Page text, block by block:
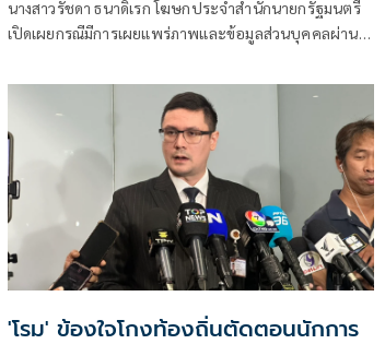
ระบบ
นางสาวรัชดา ธนาดิเรก โฆษกประจำสำนักนายกรัฐมนตรี
เปิดเผยกรณีมีการเผยแพร่ภาพและข้อมูลส่วนบุคคลผ่าน
สั่งการทุกหน่วยงานที่เกี่ยวข้องเร่งตรวจสอบข้อเท็จจริง
พร้อมตั้งคณะกรรมการสอบสวนภายใน ห
'โรม' ข้องใจโกงท้องถิ่นตัดตอนนักการ